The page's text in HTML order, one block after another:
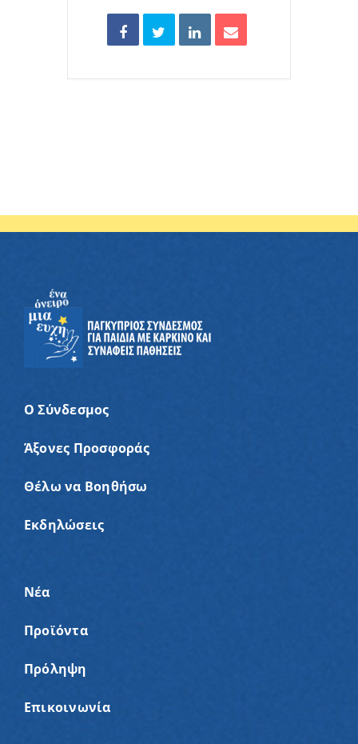
Ο Σύνδεσμος
Άξονες Προσφοράς
Θέλω να Βοηθήσω
Εκδηλώσεις
Νέα
Προϊόντα
Πρόληψη
Επικοινωνία